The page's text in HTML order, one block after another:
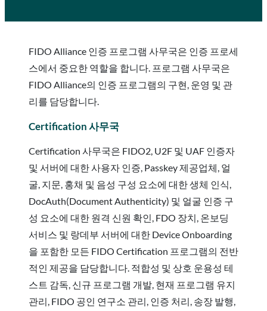
FIDO Alliance 인증 프로그램 사무국은 인증 프로세
스에서 중요한 역할을 합니다. 프로그램 사무국은
FIDO Alliance의 인증 프로그램의 구현, 운영 및 관
리를 담당합니다.
Certification 사무국
Certification 사무국은 FIDO2, U2F 및 UAF 인증자
및 서버에 대한 사용자 인증, Passkey 제공업체, 얼
굴, 지문, 홍채 및 음성 구성 요소에 대한 생체 인식,
DocAuth(Document Authenticity) 및 얼굴 인증 구
성 요소에 대한 원격 신원 확인, FDO 장치, 온보딩
서비스 및 랑데부 서버에 대한 Device Onboarding
을 포함한 모든 FIDO Certification 프로그램의 전반
적인 제공을 담당합니다. 적합성 및 상호 운용성 테
스트 감독, 신규 프로그램 개발, 현재 프로그램 유지
관리, FIDO 공인 연구소 관리, 인증 처리, 송장 발행,